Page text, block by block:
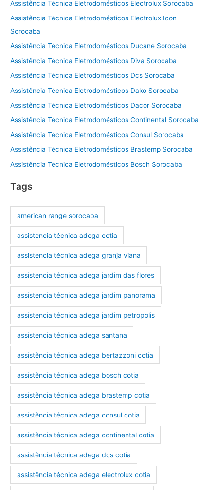
Assistência Técnica Eletrodomésticos Electrolux Sorocaba
Assistência Técnica Eletrodomésticos Electrolux Icon
Sorocaba
Assistência Técnica Eletrodomésticos Ducane Sorocaba
Assistência Técnica Eletrodomésticos Diva Sorocaba
Assistência Técnica Eletrodomésticos Dcs Sorocaba
Assistência Técnica Eletrodomésticos Dako Sorocaba
Assistência Técnica Eletrodomésticos Dacor Sorocaba
Assistência Técnica Eletrodomésticos Continental Sorocaba
Assistência Técnica Eletrodomésticos Consul Sorocaba
Assistência Técnica Eletrodomésticos Brastemp Sorocaba
Assistência Técnica Eletrodomésticos Bosch Sorocaba
Tags
american range sorocaba
assistencia técnica adega cotia
assistencia técnica adega granja viana
assistencia técnica adega jardim das flores
assistencia técnica adega jardim panorama
assistencia técnica adega jardim petropolis
assistencia técnica adega santana
assistência técnica adega bertazzoni cotia
assistência técnica adega bosch cotia
assistência técnica adega brastemp cotia
assistência técnica adega consul cotia
assistência técnica adega continental cotia
assistência técnica adega dcs cotia
assistência técnica adega electrolux cotia